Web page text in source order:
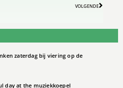
VOLGENDE
zaterdag bij viering op de
day at the muziekkoepel